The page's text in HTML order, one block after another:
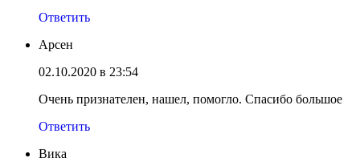
Ответить
Арсен
02.10.2020 в 23:54
Очень признателен, нашел, помогло. Спасибо большое
Ответить
Вика